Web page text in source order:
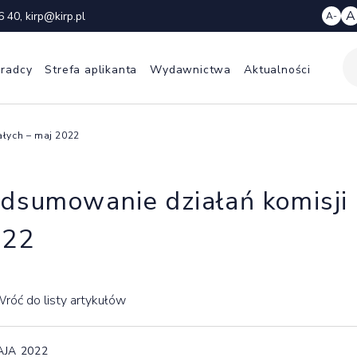
40, kirp@kirp.pl A- A
Strefa aplikanta Wydawnictwa Aktualności
– maj 2022
działań komisji
do listy artykułów
2022